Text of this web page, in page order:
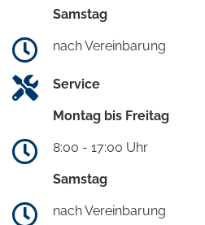
Samstag
nach Vereinbarung
Service
Montag bis Freitag
8:00 - 17:00 Uhr
Samstag
nach Vereinbarung